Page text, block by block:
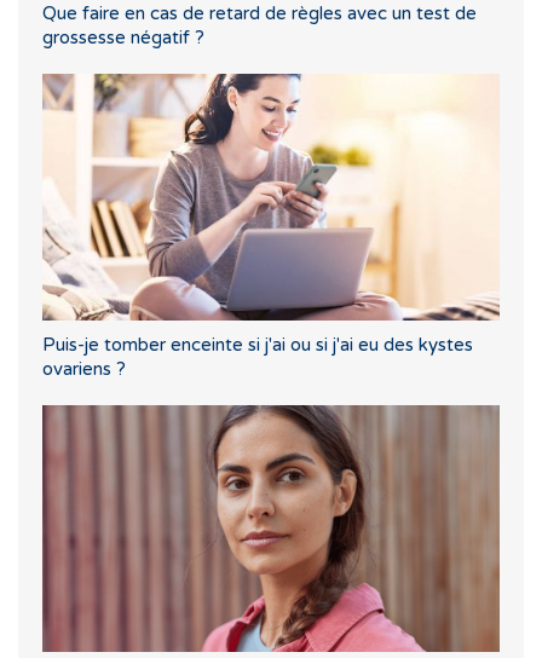
Que faire en cas de retard de règles avec un test de
grossesse négatif ?
Puis-je tomber enceinte si j'ai ou si j'ai eu des kystes
ovariens ?